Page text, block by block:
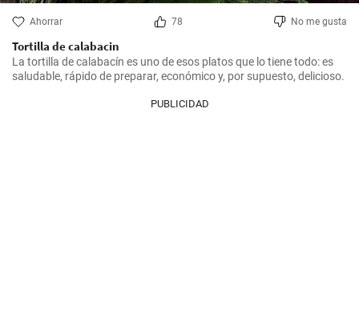
Ahorrar 78 No me gusta
Tortilla de calabacin
La tortilla de calabacín es uno de esos platos que lo tiene todo: es
saludable, rápido de preparar, económico y, por supuesto, delicioso.
PUBLICIDAD